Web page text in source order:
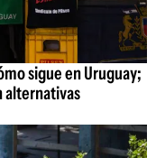
sigue en Uruguay;
alternativas